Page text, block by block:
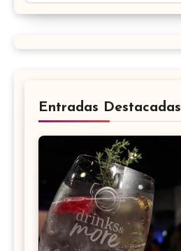
Entradas Destacadas